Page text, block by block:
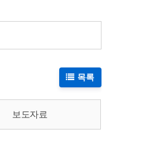
목록
보도자료